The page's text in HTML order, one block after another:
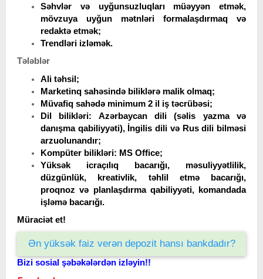
Səhvlər və uyğunsuzluqları müəyyən etmək,
mövzuya uyğun mətnləri formalaşdırmaq və
redaktə etmək;
Trendləri izləmək.
Tələblər
Ali təhsil;
Marketinq sahəsində biliklərə malik olmaq;
Müvafiq sahədə minimum 2 il iş təcrübəsi;
Dil bilikləri: Azərbaycan dili (səlis yazma və
danışma qabiliyyəti), İngilis dili və Rus dili bilməsi
arzuolunandır;
Kompüter bilikləri: MS Office;
Yüksək icraçılıq bacarığı, məsuliyyətlilik,
düzgünlük, kreativlik, təhlil etmə bacarığı,
proqnoz və planlaşdırma qabiliyyəti, komandada
işləmə bacarığı.
Müraciət et!
Ən yüksək faiz verən depozit hansı bankdadır?
Bizi sosial şəbəkələrdən izləyin!!